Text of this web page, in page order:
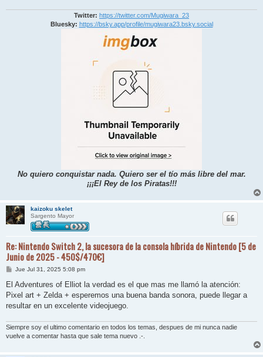
Twitter: https://twitter.com/Mugiwara_23
Bluesky: https://bsky.app/profile/mugiwara23.bsky.social
No quiero conquistar nada. Quiero ser el tío más libre del mar.
¡¡¡El Rey de los Piratas!!!
kaizoku skelet
Sargento Mayor
Re: Nintendo Switch 2, la sucesora de la consola híbrida de Nintendo [5 de
Junio de 2025 - 450$/470€]
M
n
a
j
Jue Jul 31, 2025 5:08 pm
El Adventures of Elliot la verdad es el que mas me llamó la atención:
Pixel art + Zelda + esperemos una buena banda sonora, puede llegar a
resultar en un excelente videojuego.
Siempre soy el ultimo comentario en todos los temas, despues de mi nunca nadie
vuelve a comentar hasta que sale tema nuevo .-.